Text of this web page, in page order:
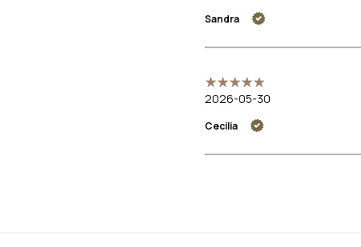
Sandra
2026-05-30
Cecilia